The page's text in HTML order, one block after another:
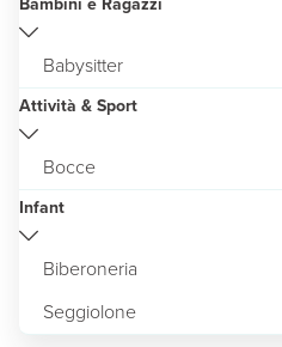
Babysitter
Attività & Sport
Bocce
Infant
Biberoneria
Seggiolone